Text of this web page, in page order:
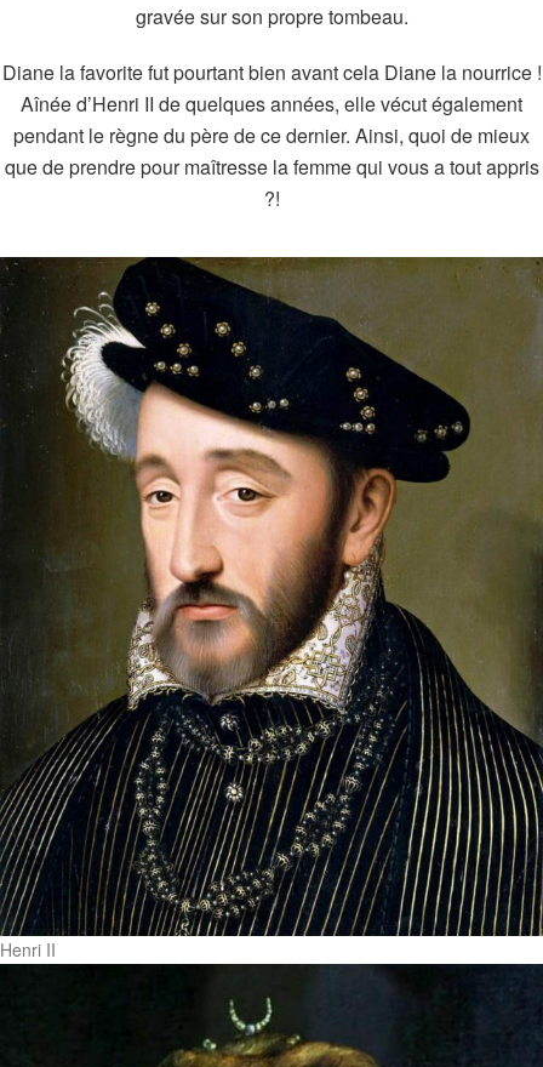
gravée sur son propre tombeau.
Diane la favorite fut pourtant bien avant cela Diane la nourrice !
Aînée d’Henri II de quelques années, elle vécut également
pendant le règne du père de ce dernier. Ainsi, quoi de mieux
que de prendre pour maîtresse la femme qui vous a tout appris
?!
Henri II